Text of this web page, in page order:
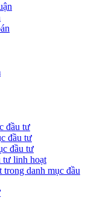
đầu tư
đầu tư
đầu tư
tư linh hoạt
trong danh mục đầu